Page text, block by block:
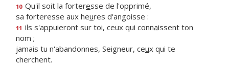
10 Qu'il soit la forteresse de l'opprimé,
sa forteresse aux heures d'angoisse :
11 ils s'appuieront sur toi, ceux qui connaissent ton
nom ;
jamais tu n'abandonnes, Seigneur, ceux qui te
cherchent.